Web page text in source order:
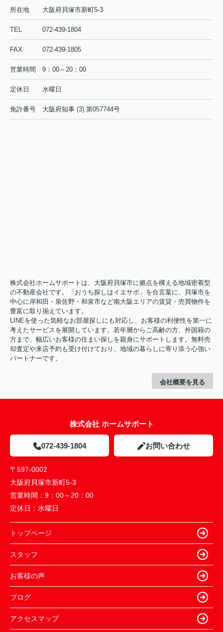
所在地 大阪府貝塚市新町5-3
TEL 072-439-1804
FAX 072-439-1805
営業時間 9：00～20：00
定休日 水曜日
免許番号 大阪府知事 (3) 第057744号
株式会社ホームサポートは、大阪府貝塚市に拠点を構える地域密着型
の不動産会社です。「おうち探しはイエサポ」を合言葉に、貝塚市を
中心に岸和田・泉佐野・和泉市など南大阪エリアの賃貸・売買物件を
豊富に取り揃えています。
LINEを使った気軽なお部屋探しにも対応し、お客様の利便性を第一に
考えたサービスを展開しています。若年層からご高齢の方、外国籍の
方まで、幅広いお客様の住まい探しを親身にサポートします。無料売
却査定や来店予約も受け付けており、地域の暮らしに寄り添う心強い
パートナーです。
会社概要を見る
株式会社 ホームサポート
072-439-1804 お問い合わせ
〒597-0002
大阪府貝塚市新町5-3
営業時間： 9：00～20：00
定休日： 水曜日
トップページ
スタッフ
お客様の声
ブログ
アクセスマップ